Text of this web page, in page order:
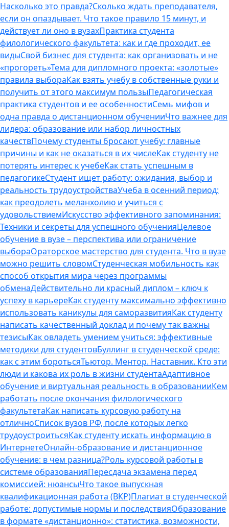
Насколько это правда?Сколько ждать преподавателя,
если он опаздывает. Что такое правило 15 минут, и
действует ли оно в вузахПрактика студента
филологического факультета: как и где проходит, ее
видыСвой бизнес для студента: как организовать и не
«прогореть»Тема для дипломного проекта: «золотые»
правила выбораКак взять учебу в собственные руки и
получить от этого максимум пользыПедагогическая
практика студентов и ее особенностиСемь мифов и
одна правда о дистанционном обученииЧто важнее для
лидера: образование или набор личностных
качествПочему студенты бросают учебу: главные
причины и как не оказаться в их числеКак студенту не
потерять интерес к учебеКак стать успешным в
педагогикеСтудент ищет работу: ожидания, выбор и
реальность трудоустройстваУчеба в осенний период:
как преодолеть меланхолию и учиться с
удовольствиемИскусство эффективного запоминания:
Техники и секреты для успешного обученияЦелевое
обучение в вузе – перспектива или ограничение
выбораОраторское мастерство для студента. Что в вузе
можно решить словомСтуденческая мобильность как
способ открытия мира через программы
обменаДействительно ли красный диплом – ключ к
успеху в карьереКак студенту максимально эффективно
использовать каникулы для саморазвитияКак студенту
написать качественный доклад и почему так важны
тезисыКак овладеть умением учиться: эффективные
методики для студентовБуллинг в студенческой среде:
как с этим боротьсяТьютор. Ментор. Наставник. Кто эти
люди и какова их роль в жизни студентаАдаптивное
обучение и виртуальная реальность в образованииКем
работать после окончания филологического
факультетаКак написать курсовую работу на
отличноСписок вузов РФ, после которых легко
трудоустроитьсяКак студенту искать информацию в
ИнтернетеОнлайн-образование и дистанционное
обучение: в чем разница?Роль курсовой работы в
системе образованияПересдача экзамена перед
комиссией: нюансыЧто такое выпускная
квалификационная работа (ВКР)Плагиат в студенческой
работе: допустимые нормы и последствияОбразование
в формате «дистанционно»: статистика, возможности,